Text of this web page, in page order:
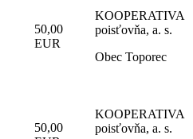
50,00
EUR
KOOPERATIVA
poisťovňa, a. s.
Obec Toporec
50,00
KOOPERATIVA
poisťovňa, a. s.